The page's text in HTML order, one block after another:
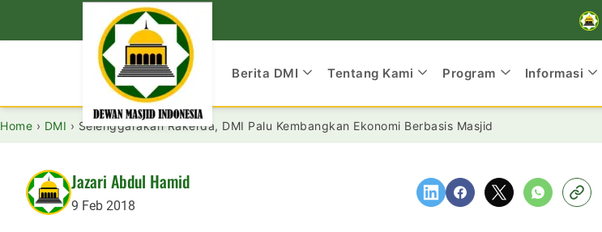
Berita DMI Tentang Kami Program Informasi
Home › DMI › Selenggarakan Rakerda, DMI Palu Kembangkan Ekonomi Berbasis Masjid
Jazari Abdul Hamid
9 Feb 2018